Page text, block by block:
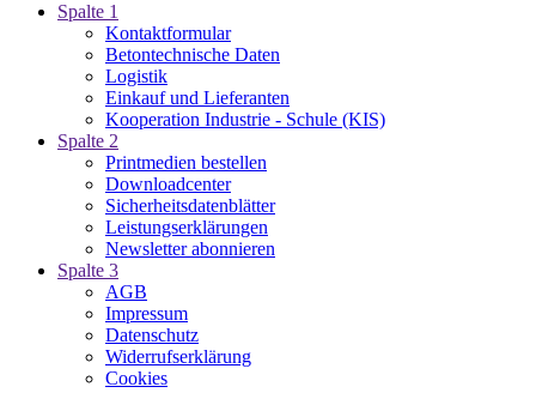
Spalte 1
Kontaktformular
Betontechnische Daten
Logistik
Einkauf und Lieferanten
Kooperation Industrie - Schule (KIS)
Spalte 2
Printmedien bestellen
Downloadcenter
Sicherheitsdatenblätter
Leistungserklärungen
Newsletter abonnieren
Spalte 3
AGB
Impressum
Datenschutz
Widerrufserklärung
Cookies